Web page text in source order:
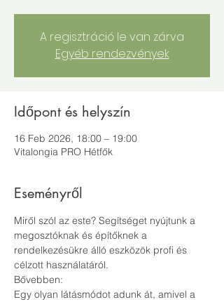
A regisztráció le van zárva
Egyéb rendezvények
Időpont és helyszín
16 Feb 2026, 18:00 – 19:00
Vitalongia PRO Hétfők
Eseményről
Miről szól az este? Segítséget nyújtunk a
megosztóknak és építőknek a
rendelkezésükre álló eszközök profi és
célzott használatáról.
Bővebben:
Egy olyan látásmódot adunk át, amivel a